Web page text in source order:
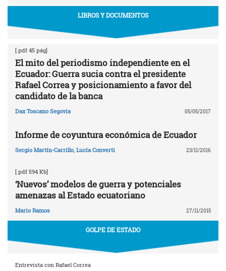
LIBROS Y DOCUMENTOS
[.pdf 45 pág]
El mito del periodismo independiente en el
Ecuador: Guerra sucia contra el presidente
Rafael Correa y posicionamiento a favor del
candidato de la banca
Dax Toscano Segovia 05/05/2017
Informe de coyuntura económica de Ecuador
Sergio Martín-Carrillo, Lucía Converti 23/11/2016
[.pdf 594 Kb]
‘Nuevos’ modelos de guerra y potenciales
amenazas al Estado ecuatoriano
Mario Ramos 27/11/2015
GOLPE DE ESTADO
Entrevista con Rafael Correa